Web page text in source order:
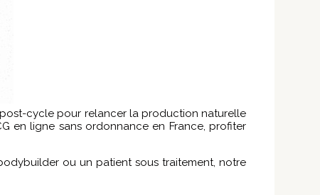
cycle pour relancer la production naturelle
en ligne sans ordonnance en France, profiter
ou un patient sous traitement, notre